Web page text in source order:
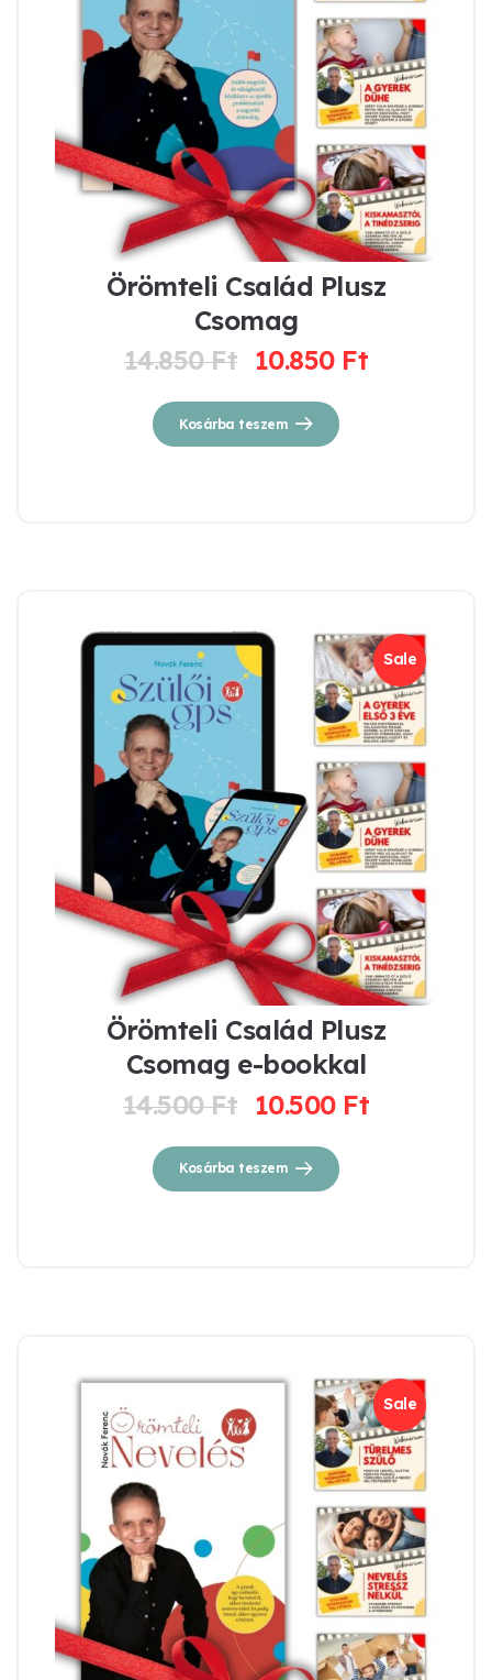
Örömteli Család Plusz
Csomag
14.850Ft
Original
was:
14.850 Ft.
10.850 Ft
Kosárba teszem
Sale
Örömteli Család Plusz
Csomag e-bookkal
14.500Ft
Original
was:
14.500 Ft.
10.500 Ft
Kosárba teszem
Sale